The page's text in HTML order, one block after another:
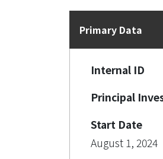
Primary Data
Internal ID
Principal
Start Date
August 1, 2024